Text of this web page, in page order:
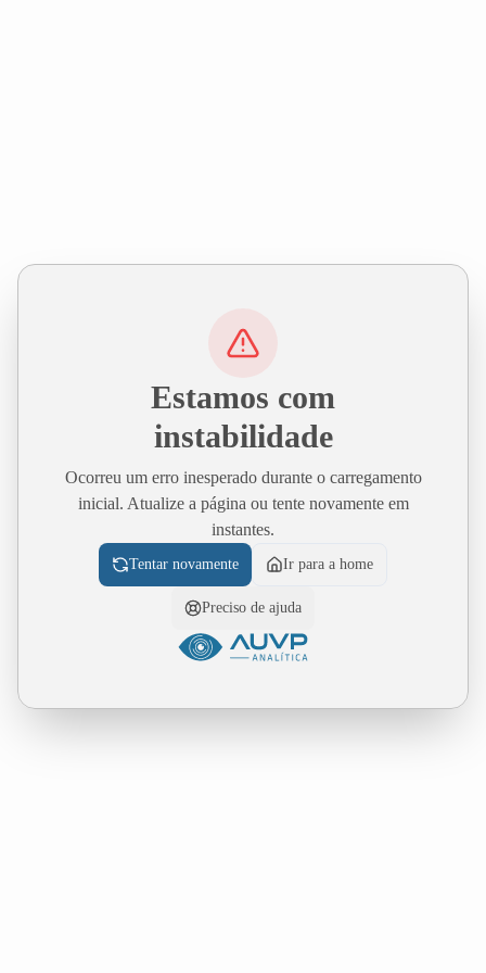
Estamos com
instabilidade
Ocorreu um erro inesperado durante o carregamento
inicial. Atualize a página ou tente novamente em
instantes.
Tentar novamente Ir para a home
Preciso de ajuda